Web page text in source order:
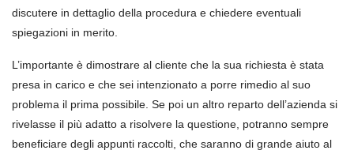
discutere in dettaglio della procedura e chiedere eventuali
spiegazioni in merito.
L’importante è dimostrare al cliente che la sua richiesta è stata
presa in carico e che sei intenzionato a porre rimedio al suo
problema il prima possibile. Se poi un altro reparto dell’azienda si
rivelasse il più adatto a risolvere la questione, potranno sempre
beneficiare degli appunti raccolti, che saranno di grande aiuto al